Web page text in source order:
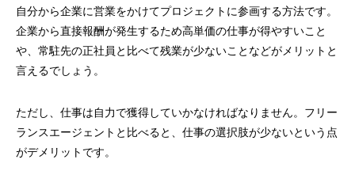
自分から企業に営業をかけてプロジェクトに参画する方法です。
企業から直接報酬が発生するため高単価の仕事が得やすいこと
や、常駐先の正社員と比べて残業が少ないことなどがメリットと
言えるでしょう。
ただし、仕事は自力で獲得していかなければなりません。フリー
ランスエージェントと比べると、仕事の選択肢が少ないという点
がデメリットです。